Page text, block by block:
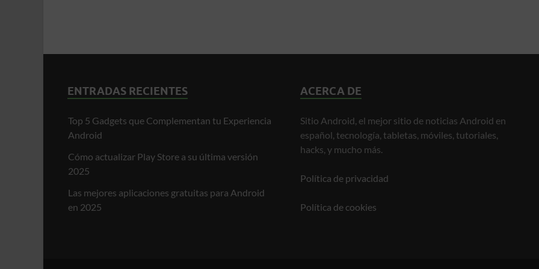
ENTRADAS RECIENTES
Top 5 Gadgets que Complementan tu Experiencia
Android
Cómo actualizar Play Store a su última versión
2025
Las mejores aplicaciones gratuitas para Android
en 2025
ACERCA DE
Sitio Android, el mejor sitio de noticias Android en
español, tecnología, tabletas, móviles, tutoriales,
hacks, y mucho más.
Política de privacidad
Política de cookies